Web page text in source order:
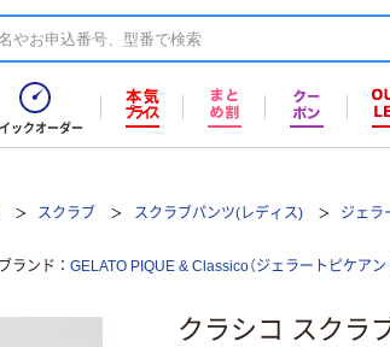
ックオーダー
スクラブ スクラブパンツ(レディス) ジェラ
ブランド GELATO PIQUE & Classico（ジェラートピケアン
クラシコ スクラ